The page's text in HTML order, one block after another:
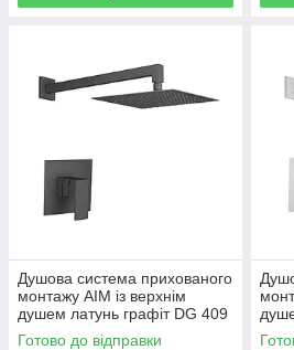
Душова система прихованого
монтажу AIM із верхнім
душем латунь графіт DG 409
gun grey
Готово до відправки